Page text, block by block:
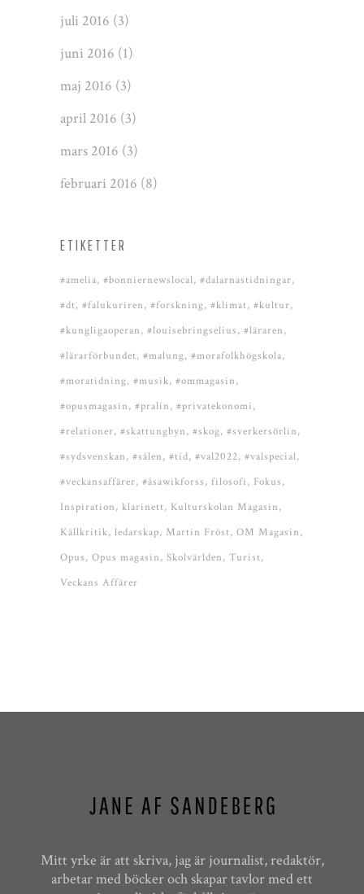
juli 2016 (3)
juni 2016 (1)
maj 2016 (3)
april 2016 (3)
mars 2016 (3)
februari 2016 (8)
ETIKETTER
#amelia #bonniernewslocal #dalarnastidningar
#dt #falukuriren #forskning #klimat #kultur
#kungligaoperan #louisebringselius #läraren
#lärarförbundet #malung #morafolkhögskola
#moratidning #musik #ommagasin
#opusmagasin #pralin #privatekonomi
#relationer #skattungbyn #skog #sverkersörlin
#sydsvenskan #sälen #tid #val2022 #valspecial
#veckansaffärer #åsawikforss filosofi
Fokus
Inspiration klarinett Kulturskolan Magasin
Källkritik ledarskap Martin Fröst OM Magasin
Opus Opus magasin Skolvärlden Turist
Veckans Affärer
Mitt yrke är att skriva, jag är journalist, redaktör,
arbetar med böcker och skapar tavlor med ett